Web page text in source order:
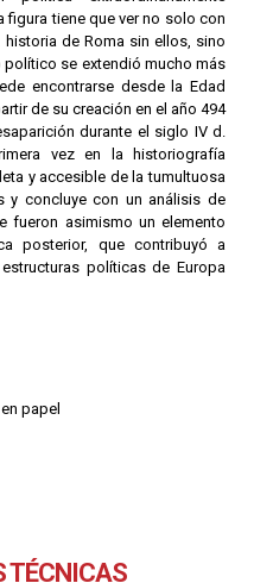
figura tiene que ver no solo con
de Roma sin ellos, sino
se extendió mucho más
encontrarse desde la Edad
de su creación en el año 494
durante el siglo IV d.
vez en la historiografía
y accesible de la tumultuosa
y concluye con un análisis de
fueron asimismo un elemento
posterior, que contribuyó a
políticas de Europa
papel
TÉCNICAS